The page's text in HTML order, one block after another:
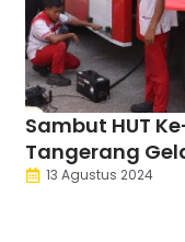
Sambut HUT
Tangerang
13 Agustus 2024